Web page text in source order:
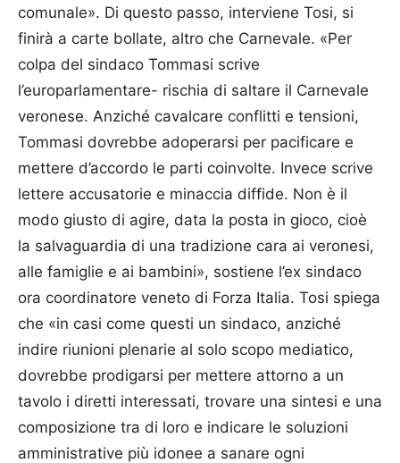
comunale». Di questo passo, interviene Tosi, si
finirà a carte bollate, altro che Carnevale. «Per
colpa del sindaco Tommasi scrive
l’europarlamentare- rischia di saltare il Carnevale
veronese. Anziché cavalcare conflitti e tensioni,
Tommasi dovrebbe adoperarsi per pacificare e
mettere d’accordo le parti coinvolte. Invece scrive
lettere accusatorie e minaccia diffide. Non è il
modo giusto di agire, data la posta in gioco, cioè
la salvaguardia di una tradizione cara ai veronesi,
alle famiglie e ai bambini», sostiene l’ex sindaco
ora coordinatore veneto di Forza Italia. Tosi spiega
che «in casi come questi un sindaco, anziché
indire riunioni plenarie al solo scopo mediatico,
dovrebbe prodigarsi per mettere attorno a un
tavolo i diretti interessati, trovare una sintesi e una
composizione tra di loro e indicare le soluzioni
amministrative più idonee a sanare ogni